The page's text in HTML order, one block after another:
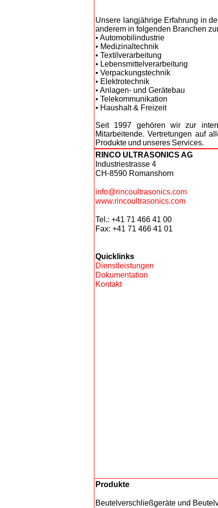
Unsere langjährige Erfahrung in
anderem in folgenden Branchen
• Automobilindustrie
• Medizinaltechnik
• Textilverarbeitung
• Lebensmittelverarbeitung
• Verpackungstechnik
• Elektrotechnik
• Anlagen- und Gerätebau
• Telekommunikation
• Haushalt & Freizeit
Seit 1997 gehören wir zur
Mitarbeitende. Vertretungen auf
Produkte und unseres Services.
RINCO ULTRASONICS AG
Industriestrasse 4
CH-8590 Romanshorn
info@rincoultrasonics.com
www.rincoultrasonics.com
Tel.: +41 71 466 41 00
Fax: +41 71 466 41 01
Quicklinks
Dienstleistungen
Dokumentation
Kontakt
Produkte
Beutelverschließgeräte und